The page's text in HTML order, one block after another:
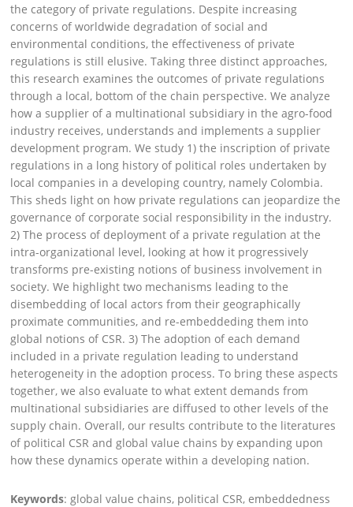
the category of private regulations. Despite increasing
concerns of worldwide degradation of social and
environmental conditions, the effectiveness of private
regulations is still elusive. Taking three distinct approaches,
this research examines the outcomes of private regulations
through a local, bottom of the chain perspective. We analyze
how a supplier of a multinational subsidiary in the agro-food
industry receives, understands and implements a supplier
development program. We study 1) the inscription of private
regulations in a long history of political roles undertaken by
local companies in a developing country, namely Colombia.
This sheds light on how private regulations can jeopardize the
governance of corporate social responsibility in the industry.
2) The process of deployment of a private regulation at the
intra-organizational level, looking at how it progressively
transforms pre-existing notions of business involvement in
society. We highlight two mechanisms leading to the
disembedding of local actors from their geographically
proximate communities, and re-embeddeding them into
global notions of CSR. 3) The adoption of each demand
included in a private regulation leading to understand
heterogeneity in the adoption process. To bring these aspects
together, we also evaluate to what extent demands from
multinational subsidiaries are diffused to other levels of the
supply chain. Overall, our results contribute to the literatures
of political CSR and global value chains by expanding upon
how these dynamics operate within a developing nation.
Keywords: global value chains, political CSR, embeddedness